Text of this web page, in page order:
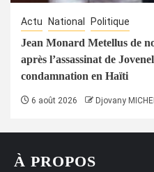
Actu National Politique
Jean Monard Metellus de
après l’assassinat de
condamnation en Haïti
6 août 2026 Djovany
À PROPOS